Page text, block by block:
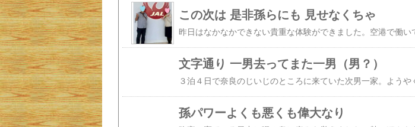
この次は 是非孫らにも 見せなくちゃ
文字通り 一男去ってまた一男（男？）
孫パワーよくも悪くも偉大なり